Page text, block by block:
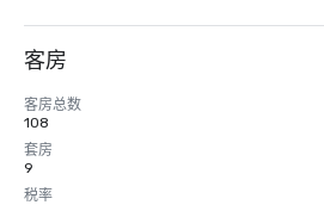
客房
客房总数
108
套房
9
税率